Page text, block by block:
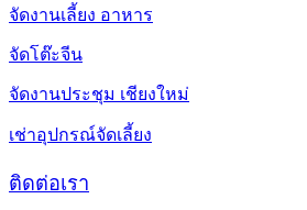
จัดงานเลี้ยง อาหาร
จัดโต๊ะจีน
จัดงานประชุม เชียงใหม่
เช่าอุปกรณ์จัดเลี้ยง
ติดต่อเรา